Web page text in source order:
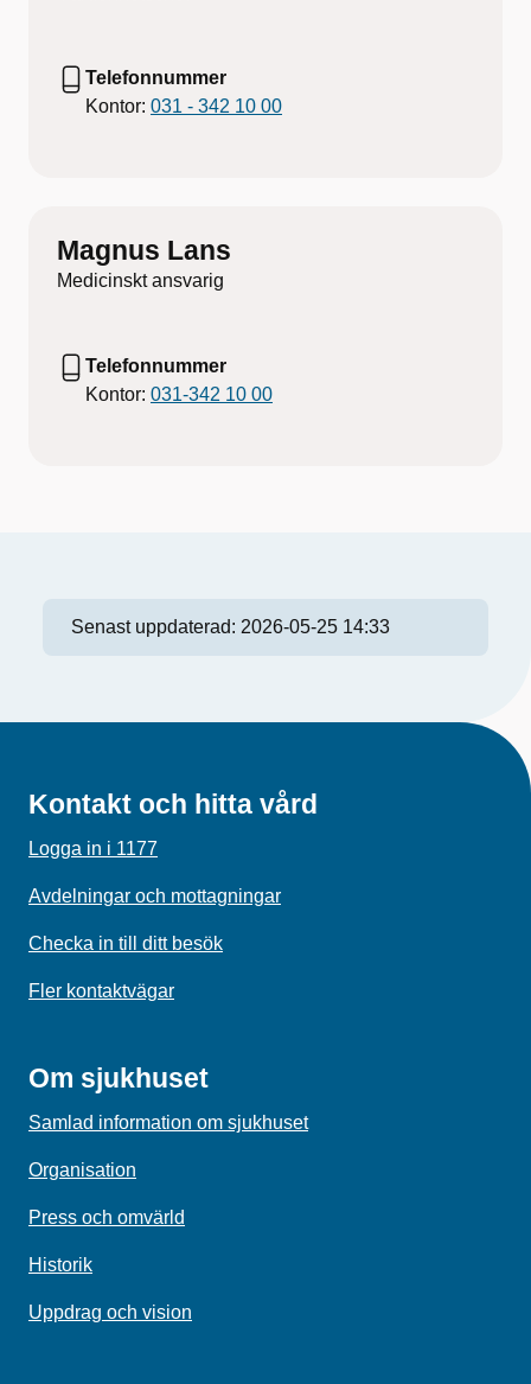
Telefonnummer
Kontor: 031 - 342 10 00
Magnus Lans
Medicinskt ansvarig
Telefonnummer
Kontor: 031-342 10 00
Senast uppdaterad: 2026-05-25 14:33
Kontakt och hitta vård
Logga in i 1177
Avdelningar och mottagningar
Checka in till ditt besök
Fler kontaktvägar
Om sjukhuset
Samlad information om sjukhuset
Organisation
Press och omvärld
Historik
Uppdrag och vision